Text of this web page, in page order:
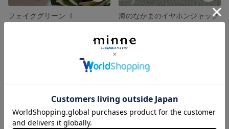
フェイクグリーン Ⅰ
海のなかまのイヤホンジャック
SOLD OUT